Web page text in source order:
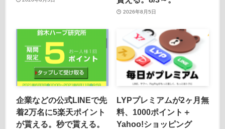
2026年8月5日
企業などの公式LINEで先
着2万名に5楽天ポイント
が貰える。秒で貰える。
LYPプレミアムが2ヶ月無
料、1000ポイント＋
Yahoo!ショッピング